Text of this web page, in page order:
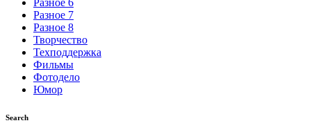
Разное 7
Разное 8
Творчество
Техподдержка
Фильмы
Фотодело
Юмор
Search